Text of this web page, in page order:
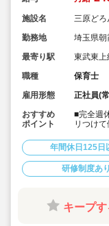
施設名
三原どろ
勤務地
埼玉県
最寄り駅
東武東
職種
保育士
雇用形態
正社員(
おすすめ
ポイント
■完全週
リつけて
保育園で
活躍され
■充実し
スタート
■残業は
■宿舎借
■入社後
年間休日125日
研修制度あり
キープす